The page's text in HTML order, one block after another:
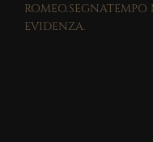
EVIDENZA.